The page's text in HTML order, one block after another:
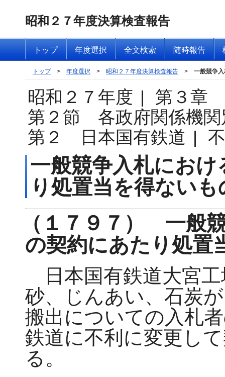
昭和２７年度決算検査報告
トップ 年度選択 全文検索 随時報告
トップ > 年度選択 > 昭和２７年度決算検査報告 > 一般競争
昭和２７年度 |
第３章
第２節 各政府関係機関
第２ 日本国有鉄道 |
一般競争入札にお
り処置当を得ないも
（１７９７） 一般
の契約にあたり処置
日本国有鉄道大宮工
砂、じんあい、石炭
搬出についての入札
鉄道に不利に変更し
る。